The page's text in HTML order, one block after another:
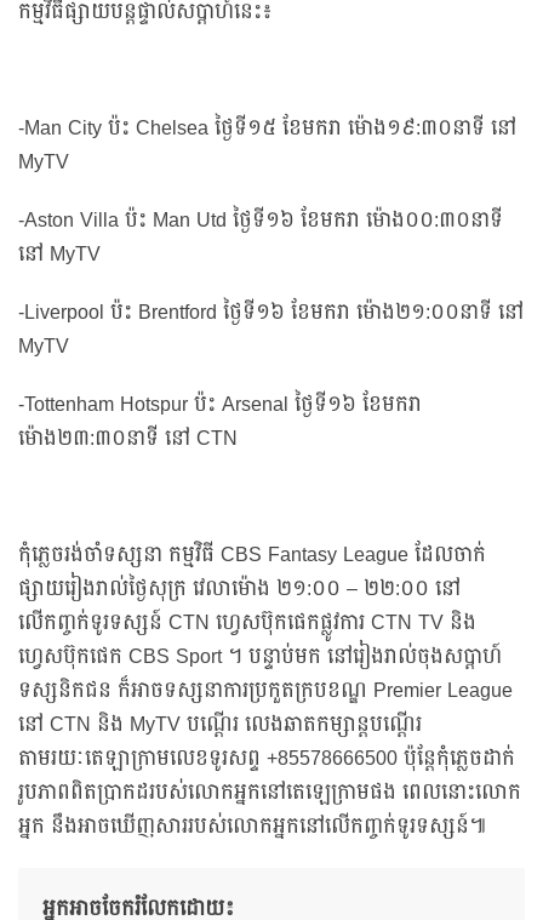
កម្មវិធីផ្សាយបន្តផ្ទាល់សប្ដាហ៍នេះ៖
-Man City ប៉ះ Chelsea ថ្ងៃទី១៥ ខែមករា ម៉ោង១៩:៣០នាទី នៅ
MyTV
-Aston Villa ប៉ះ Man Utd ថ្ងៃទី១៦ ខែមករា ម៉ោង០០:៣០នាទី
នៅ MyTV
-Liverpool ប៉ះ Brentford ថ្ងៃទី១៦ ខែមករា ម៉ោង២១:០០នាទី នៅ
MyTV
-Tottenham Hotspur ប៉ះ Arsenal ថ្ងៃទី១៦ ខែមករា
ម៉ោង២៣:៣០នាទី នៅ CTN
កុំភ្លេចរង់ចាំទស្សនា កម្មវិធី CBS Fantasy League ដែលចាក់
ផ្សាយរៀងរាល់ថ្ងៃសុក្រ វេលាម៉ោង ២១:០០ – ២២:០០ នៅ
លើកញ្ចក់ទូរទស្សន៍ CTN ហ្វេសប៊ុកផេកផ្លូវការ CTN TV និង
ហ្វេសប៊ុកផេក CBS Sport ។ បន្ទាប់មក នៅរៀងរាល់ចុងសប្ដាហ៍
ទស្សនិកជន ក៏អាចទស្សនាការប្រកួតក្របខណ្ឌ Premier League
នៅ CTN និង MyTV បណ្ដើរ លេងឆាតកម្សាន្តបណ្តើរ
តាមរយៈតេឡាក្រាមលេខទូរសព្ទ +85578666500 ប៉ុន្តែកុំភ្លេចដាក់
រូបភាពពិតប្រាកដរបស់លោកអ្នកនៅតេឡេក្រាមផង ពេលនោះលោក
អ្នក នឹងអាចឃើញសាររបស់លោកអ្នកនៅលើកញ្ចក់ទូរទស្សន៍៕
អ្នកអាចចែករំលែកដោយ៖